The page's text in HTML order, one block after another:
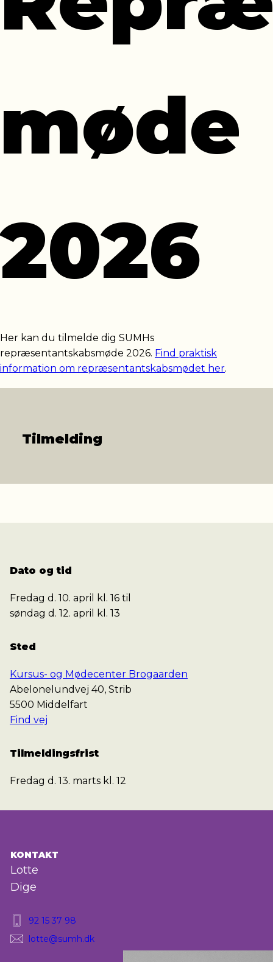
møde
2026
Her kan du tilmelde dig SUMHs
repræsentantskabsmøde 2026. Find praktisk
information om repræsentantskabsmødet her.
Tilmelding
Dato og tid
Fredag d. 10. april kl. 16 til
søndag d. 12. april kl. 13
Sted
Kursus- og Mødecenter Brogaarden
Abelonelundvej 40, Strib
5500 Middelfart
Find vej
Tilmeldingsfrist
Fredag d. 13. marts kl. 12
KONTAKT
Lotte
Dige
92 15 37 98
lotte@sumh.dk